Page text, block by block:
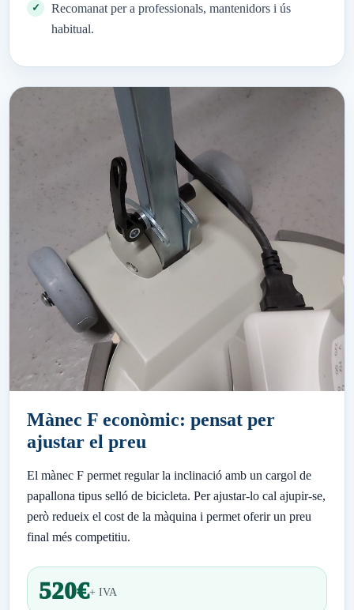
Recomanat per a professionals, mantenidors i ús
habitual.
Mànec F econòmic: pensat per
ajustar el preu
El mànec F permet regular la inclinació amb un cargol de
papallona tipus selló de bicicleta. Per ajustar-lo cal ajupir-se,
però redueix el cost de la màquina i permet oferir un preu
final més competitiu.
520€+ IVA